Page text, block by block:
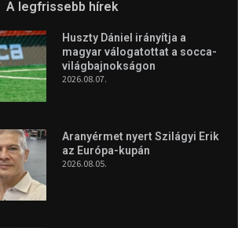
A legfrissebb hírek
Huszty Dániel irányítja a
magyar válogatottat a socca-
világbajnokságon
2026.08.07.
Aranyérmet nyert Szilágyi Erik
az Európa-kupán
2026.08.05.